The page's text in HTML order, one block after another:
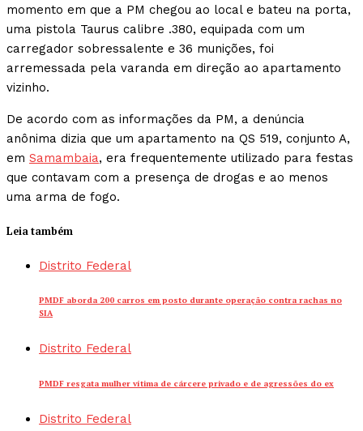
momento em que a PM chegou ao local e bateu na porta,
uma pistola Taurus calibre .380, equipada com um
carregador sobressalente e 36 munições, foi
arremessada pela varanda em direção ao apartamento
vizinho.
De acordo com as informações da PM, a denúncia
anônima dizia que um apartamento na QS 519, conjunto A,
em Samambaia, era frequentemente utilizado para festas
que contavam com a presença de drogas e ao menos
uma arma de fogo.
Leia também
Distrito Federal
PMDF aborda 200 carros em posto durante operação contra rachas no
SIA
Distrito Federal
PMDF resgata mulher vítima de cárcere privado e de agressões do ex
Distrito Federal